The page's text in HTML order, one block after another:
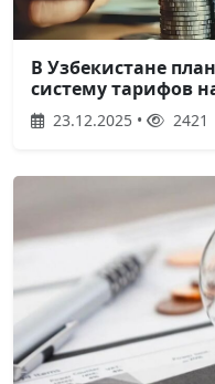
В Узбекистане
систему тарифов
23.12.2025 • 2421